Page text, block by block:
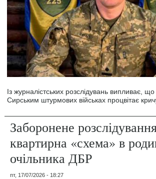
Із журналістських розслідувань випливає,
Сирським штурмових військах процвітає
Заборонене
квартирна «схема» в
очільника ДБР
пт, 17/07/2026 - 18:27